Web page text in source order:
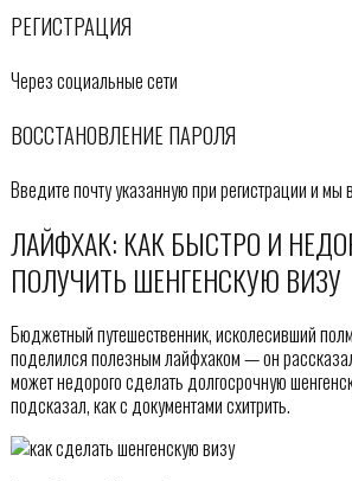
РЕГИСТРАЦИЯ
Через социальные сети
ВОССТАНОВЛЕНИЕ ПАРОЛЯ
Введите почту указанную при регистрации и
ЛАЙФХАК: КАК БЫСТРО И
ПОЛУЧИТЬ ШЕНГЕНСКУЮ ВИЗУ
Бюджетный путешественник, исколесивший
поделился полезным лайфхаком — он
может недорого сделать долгосрочную
подсказал, как с документами схитрить.